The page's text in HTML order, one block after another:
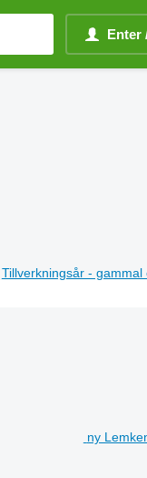
Enter
Tillverkningsår - gammal
ny